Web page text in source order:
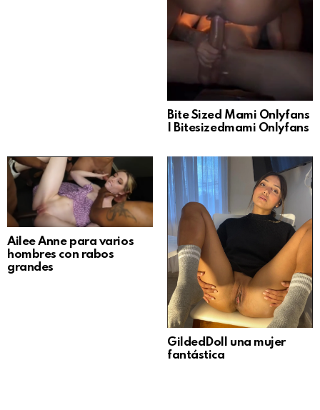
Bite Sized Mami Onlyfans
| Bitesizedmami Onlyfans
Ailee Anne para varios
hombres con rabos
grandes
GildedDoll una mujer
fantástica